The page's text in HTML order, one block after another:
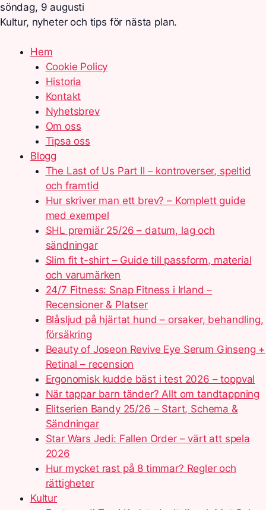
söndag, 9 augusti
Kultur, nyheter och tips för nästa plan.
Hem
Cookie Policy
Historia
Kontakt
Nyhetsbrev
Om oss
Tipsa oss
Blogg
The Last of Us Part II – kontroverser, speltid
och framtid
Hur skriver man ett brev? – Komplett guide
med exempel
SHL premiär 25/26 – datum, lag och
sändningar
Slim fit t-shirt – Guide till passform, material
och varumärken
24/7 Fitness: Snap Fitness i Irland –
Recensioner & Platser
Blåsljud på hjärtat hund – orsaker, behandling,
försäkring
Beauty of Joseon Revive Eye Serum Ginseng +
Retinal – recension
Ergonomisk kudde bäst i test 2026 – toppval
När tappar barn tänder? Allt om tandtappning
Elitserien Bandy 25/26 – Start, Schema &
Sändningar
Star Wars Jedi: Fallen Order – värt att spela
2026
Hur mycket rast på 8 timmar? Regler och
rättigheter
Kultur